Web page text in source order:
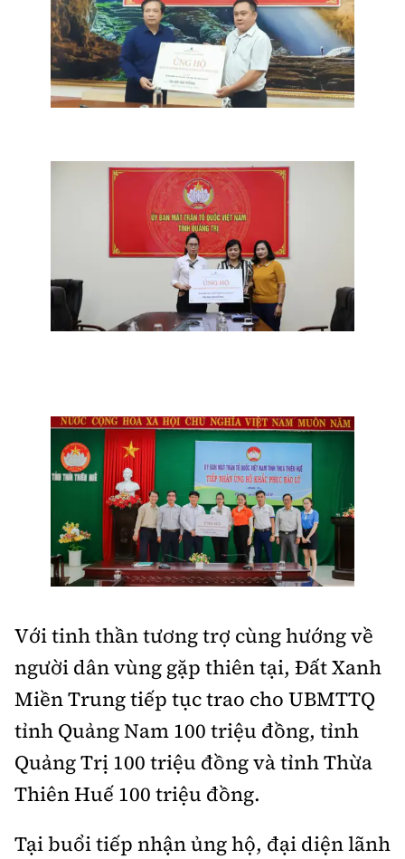
Với tinh thần tương trợ cùng hướng về
người dân vùng gặp thiên tại, Đất Xanh
Miền Trung tiếp tục trao cho UBMTTQ
tỉnh Quảng Nam 100 triệu đồng, tỉnh
Quảng Trị 100 triệu đồng và tỉnh Thừa
Thiên Huế 100 triệu đồng.
Tại buổi tiếp nhận ủng hộ, đại diện lãnh